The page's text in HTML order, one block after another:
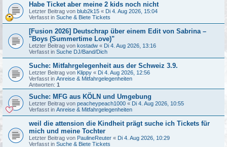
Habe Ticket aber meine 2 kids noch nicht
Letzter Beitrag von blub2k15 « Di 4. Aug 2026, 15:04
Verfasst in Suche & Biete Tickets
[Fusion 2026] Deutschrap über einem Edit von Sabrina –
"Boys (Summertime Love)"
Letzter Beitrag von kostadw « Di 4. Aug 2026, 13:16
Verfasst in Suche DJ/Band/Dich
Suche: Mitfahrgelegenheit aus der Schweiz 3.9.
Letzter Beitrag von Klippy « Di 4. Aug 2026, 12:56
Verfasst in Anreise & Mitfahrgelegenheiten
Antworten: 1
Suche: MFG aus KÖLN und Umgebung
Letzter Beitrag von peacheypeach1000 « Di 4. Aug 2026, 10:55
Verfasst in Anreise & Mitfahrgelegenheiten
weil die attension die Kindheit prägt suche ich Tickets für
mich und meine Tochter
Letzter Beitrag von PaulineReuter « Di 4. Aug 2026, 10:29
Verfasst in Suche & Biete Tickets